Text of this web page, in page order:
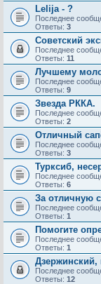
Lelija - ?
Последнее
Ответы: 3
Советский
Последнее
Ответы: 11
Лучшему
Последнее
Ответы: 9
Звезда РККА.
Последнее
Ответы: 2
Отличный
Последнее
Ответы: 3
Турксиб,
Последнее
Ответы: 6
За отличную
Последнее
Ответы: 1
Помогите
Последнее
Ответы: 1
Дзержинский,
Последнее
Ответы: 12